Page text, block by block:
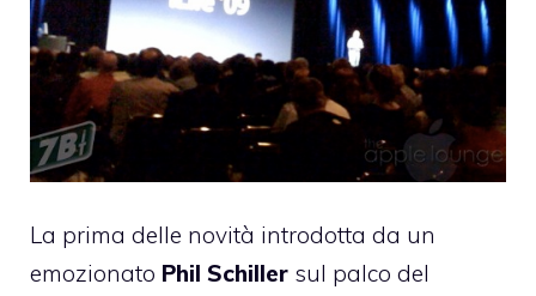
La prima delle novità introdotta da un
emozionato Phil Schiller sul palco del